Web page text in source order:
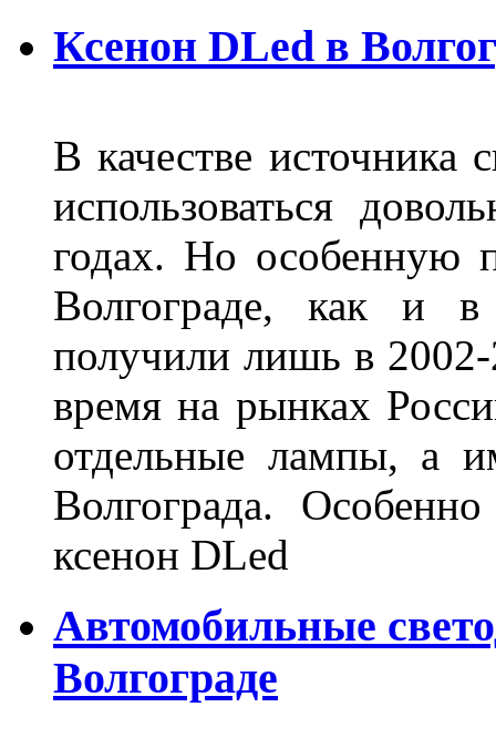
Ксенон DLed в
В качестве источника
использоваться
годах. Но особенную
Волгограде, как и
получили лишь в
время на рынках
отдельные лампы, а
Волгограда.
ксенон DLed
Автомобильные
Волгограде